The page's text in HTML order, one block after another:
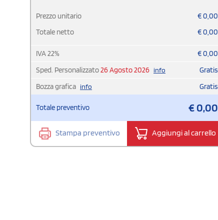
Prezzo unitario €0,00
Totale netto
€0,00
IVA22% €0,00
Sped. Personalizzato26 Agosto 2026 info
Gratis
Bozza grafica info Gratis
Totale preventivo €0,00
Stampa preventivo Aggiungi al carrello